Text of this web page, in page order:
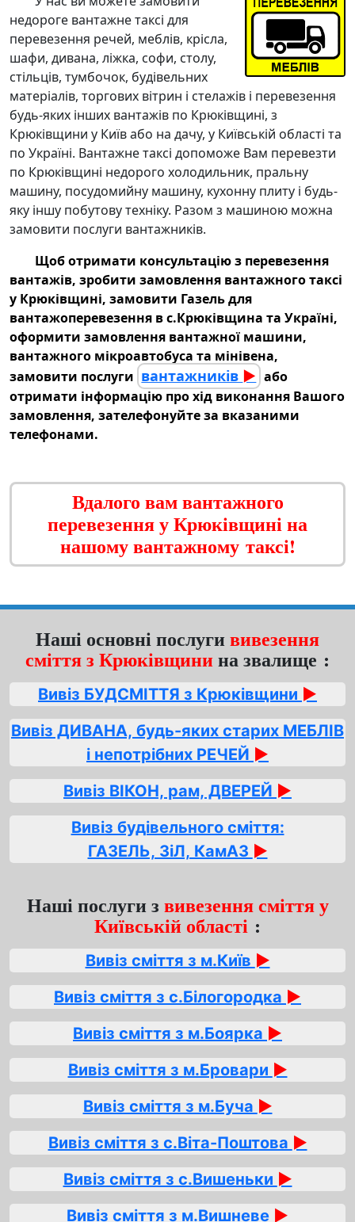
недороге вантажне таксі для
перевезення речей, меблів, крісла,
шафи, дивана, ліжка, софи, столу,
стільців, тумбочок, будівельних
матеріалів, торгових вітрин і стелажів і перевезення
будь-яких інших вантажів по Крюківщині, з
Крюківщини у Київ або на дачу, у Київській області та
по Україні. Вантажне таксі допоможе Вам перевезти
по Крюківщині недорого холодильник, пральну
машину, посудомийну машину, кухонну плиту і будь-
яку іншу побутову техніку. Разом з машиною можна
замовити послуги вантажників.
Щоб отримати консультацію з перевезення
вантажів, зробити замовлення вантажного таксі
у Крюківщині, замовити Газель для
вантажоперевезення в с.Крюківщина та Україні,
оформити замовлення вантажної машини,
вантажного мікроавтобуса та мінівена,
замовити послуги вантажників ► або
отримати інформацію про хід виконання Вашого
замовлення, зателефонуйте за вказаними
телефонами.
Вдалого вам вантажного
перевезення у Крюківщині на
нашому вантажному таксі!
Наші основні послугививезення
сміття з Крюківщинина звалище :
Вивіз БУДСМІТТЯ з Крюківщини ►
Вивіз ДИВАНА, будь-яких старих МЕБЛІВ
і непотрібних РЕЧЕЙ ►
Вивіз ВІКОН, рам, ДВЕРЕЙ ►
Вивіз будівельного сміття:
ГАЗЕЛЬ, ЗіЛ, КамАЗ ►
Наші послуги з вивезення сміття у
Київській області :
Вивіз сміття з м.Київ ►
Вивіз сміття з с.Білогородка ►
Вивіз сміття з м.Боярка ►
Вивіз сміття з м.Бровари ►
Вивіз сміття з м.Буча ►
Вивіз сміття з с.Віта-Поштова ►
Вивіз сміття з с.Вишеньки ►
Вивіз сміття з м.Вишневе ►